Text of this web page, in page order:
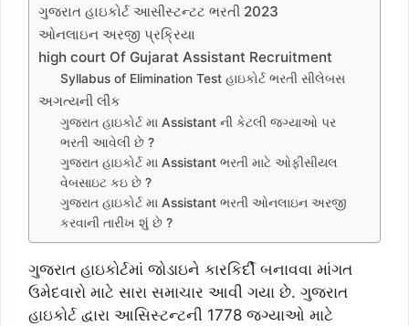
ગુજરાત હાઇકોર્ટ આસીસ્ટન્ટટ ભરતી 2023
ઓનલાઇન અરજી પ્રક્રિયા
high court Of Gujarat Assistant Recruitment
Syllabus of Elimination Test હાઇકોર્ટ ભરતી સીલેબસ
અગત્યની લીંક
ગુજરાત હાઇકોર્ટ મા Assistant ની કેટલી જગ્યાઓ પર
ભરતી આવેલી છે ?
ગુજરાત હાઇકોર્ટ મા Assistant ભરતી માટે ઓફીસીયલ
વેબસાઇટ કઇ છે ?
ગુજરાત હાઇકોર્ટ મા Assistant ભરતી ઓનલાઇન અરજી
કરવાની તારીખ શુંં છે ?
ગુજરાત હાઇકોર્ટમાં જોડાઇને કારકિર્દી બનાવવા માંગત
ઉમેદવારો માટે સારા સમાચાર આવી ગયા છે. ગુજરાત
હાઇકોર્ટ દ્વારા આસિસ્ટન્ટની 1778 જગ્યાઓ માટે